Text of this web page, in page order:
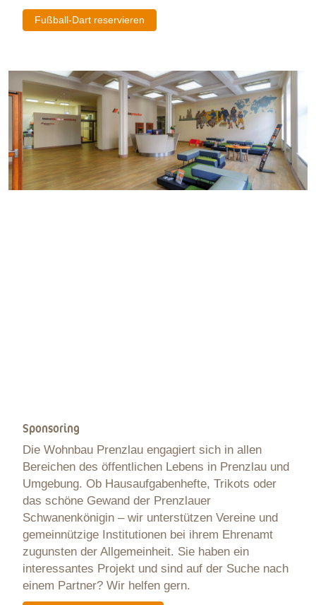
Fußball-Dart reservieren
Sponsoring
Die Wohnbau Prenzlau engagiert sich in allen
Bereichen des öffentlichen Lebens in Prenzlau und
Umgebung. Ob Hausaufgabenhefte, Trikots oder
das schöne Gewand der Prenzlauer
Schwanenkönigin – wir unterstützen Vereine und
gemeinnützige Institutionen bei ihrem Ehrenamt
zugunsten der Allgemeinheit. Sie haben ein
interessantes Projekt und sind auf der Suche nach
einem Partner? Wir helfen gern.